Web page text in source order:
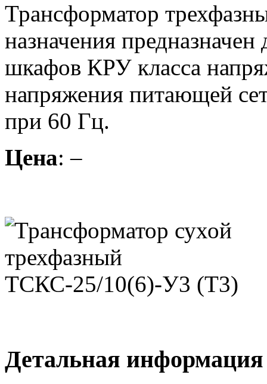
Трансформатор
назначения
шкафов КРУ класса
напряжения питающей
при 60 Гц.
Цена: –
Детальная информация